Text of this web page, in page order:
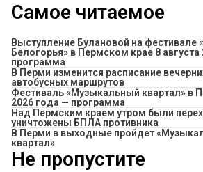
Самое читаемое
Выступление Булановой на фестивале
Белогорья» в Пермском крае 8
программа
​В Перми изменится расписание
автобусных маршрутов
Фестиваль «Музыкальный квартал» в
2026 года — программа
Над Пермским краем утром были
уничтожены БПЛА противника
В Перми в выходные пройдет
квартал»
Не пропустите